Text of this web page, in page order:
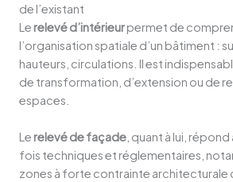
de l’existant
Le relevé d’intérieurpermet de
l’organisation spatiale d’un bâtiment :
hauteurs, circulations. Il est
de transformation, d’extension ou de
espaces.
Le relevé de façade , quant à lui, répond
fois techniques et réglementaires,
zones à forte contrainte architecturale